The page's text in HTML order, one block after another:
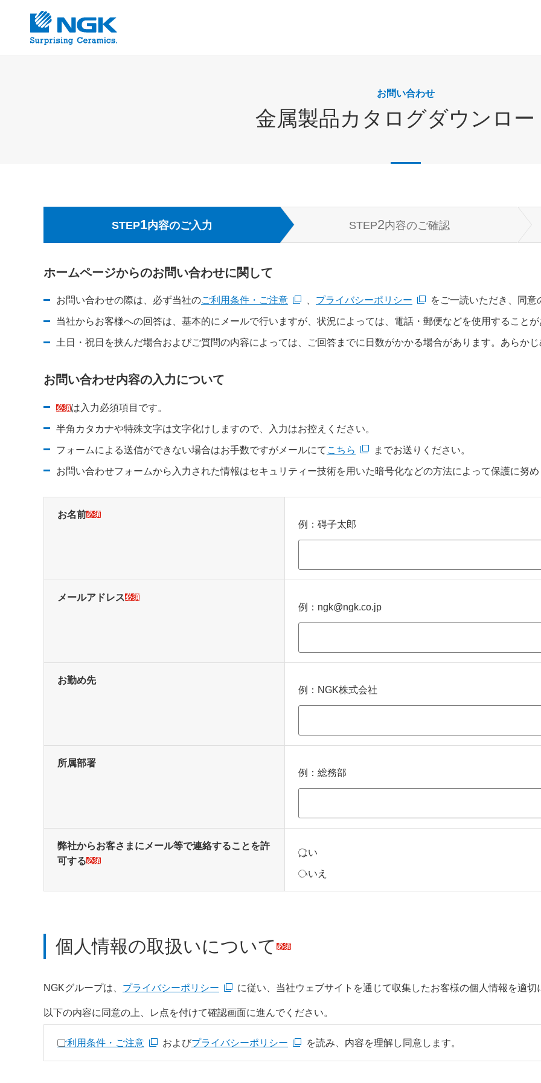
お問い合わせ
金属製品カタログダウンロー
STEP1内容のご入力 STEP2内容のご確認
ホームページからのお問い合わせに関して
お問い合わせの際は、必ず当社のご利用条件・ご注意
新規ウィンドウを開きます
プライバシーポリシー
新規ウィンドウを開きます
をご一読いただき、同意
当社からお客様への回答は、基本的にメールで行いますが、状況によっては、電話・郵便などを使用すること
土日・祝日を挟んだ場合およびご質問の内容によっては、ご回答までに日数がかかる場合があります。あらかじ
お問い合わせ内容の入力について
必須は入力必須項目です。
半角カタカナや特殊文字は文字化けしますので、入力はお控えください。
フォームによる送信ができない場合はお手数ですがメールにて こちら
新規ウィンドウを開きます
までお送りください。
お問い合わせフォームから入力された情報はセキュリティー技術を用いた暗号化などの方法によって保護に努め
お名前必須
例：碍子太郎
メールアドレス必須
例：ngk@ngk.co.jp
お勤め先
例：NGK株式会社
所属部署
例：総務部
弊社からお客さまにメール等で連絡することを許
可する必須
はい
いいえ
個人情報の取扱いについて 必須
NGKグループは、 プライバシーポリシー
に従い、当社ウェブサイトを通じて収集したお客様の個人情報を適切
以下の内容に同意の上、レ点を付けて確認画面に進んでください。
個人情報の取扱いについて同意する
ご利用条件・ご注意
およびプライバシーポリシー
を読み、内容を理解し同意します。